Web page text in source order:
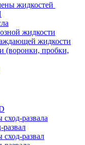
жидкостей
жидкости
жидкости
(воронки, пробки,
развала
развал
сход-развал